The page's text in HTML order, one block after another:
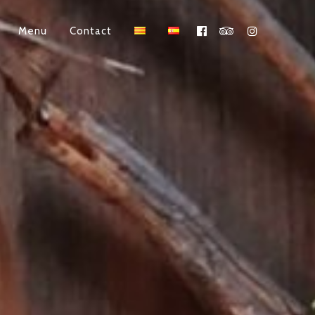
Menu Contact
FacebookTripadvisor
Instagram